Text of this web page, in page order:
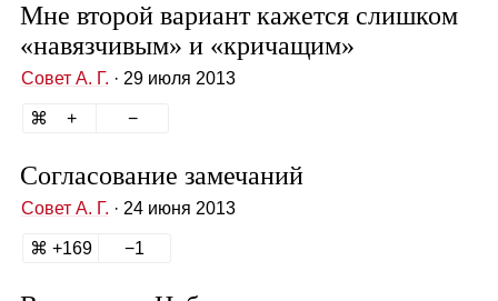
Мне второй вариант кажется слишком
«навязчивым» и «кричащим»
Совет А. Г. · 29 июля 2013
Согласование замечаний
Совет А. Г. · 24 июня 2013
169 1